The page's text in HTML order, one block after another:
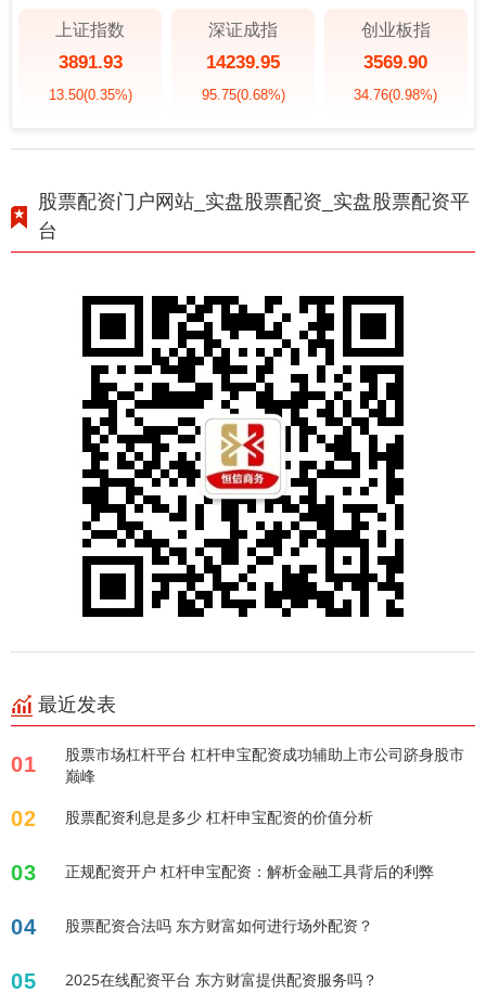
上证指数
3891.93
13.50(0.35%)
深证成指
14239.95
95.75(0.68%)
创业板指
3569.90
34.76(0.98%)
股票配资门户网站_实盘股票配资_实盘股票配资平
台
最近发表
01
股票市场杠杆平台 杠杆申宝配资成功辅助上市公司跻身股市
巅峰
02 股票配资利息是多少 杠杆申宝配资的价值分析
03 正规配资开户 杠杆申宝配资：解析金融工具背后的利弊
04 股票配资合法吗 东方财富如何进行场外配资？
05 2025在线配资平台 东方财富提供配资服务吗？